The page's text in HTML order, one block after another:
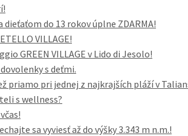
do 13 rokov úplne ZDARMA!
VILLAGE!
GREEN VILLAGE v Lido di Jesolo!
s deťmi.
priamo pri jednej z najkrajších pláží v
s wellness?
sa vyviesť až do výšky 3.343 m n.m.!